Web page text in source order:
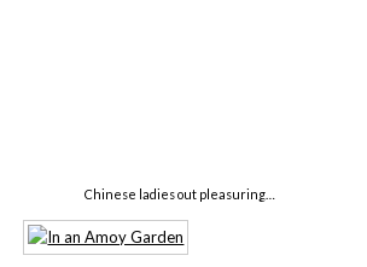
Chinese ladies out pleasuring…